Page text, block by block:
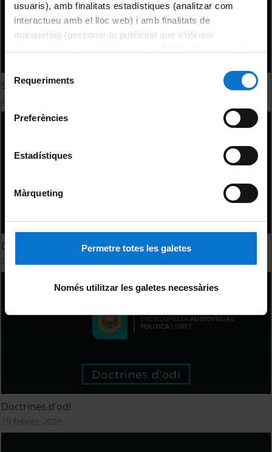
usuaris), amb finalitats estadístiques (analitzar com
interactueu amb el lloc web) i amb finalitats de
màrqueting (gestionar la publicitat que s’ofereix
consultar laPolítica de galetes del lloc web de la
de Requeriments
Preferències
Estadístiques
Màrqueting
Permetre totes les galetes
Només utilitzar les galetes necessàries
Sistema Polític Internacional
Decret llei
Doctrines d'odi
19 febrer, 2026